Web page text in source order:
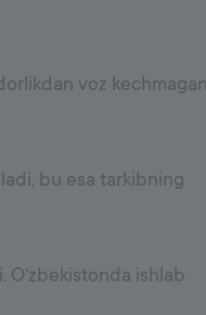
voz
bu esa tarkibning
ishlab